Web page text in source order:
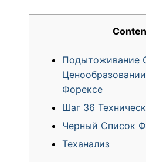
Подытоживание
Форексе
Шаг 36
Черный Список
Теханализ